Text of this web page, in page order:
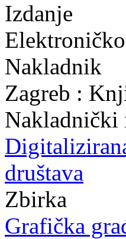
Izdanje
Nakladnik
Zagreb :
Nakladnički
društava
Zbirka
Grafička